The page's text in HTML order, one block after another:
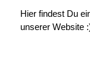
Hier findest Du
unserer Website